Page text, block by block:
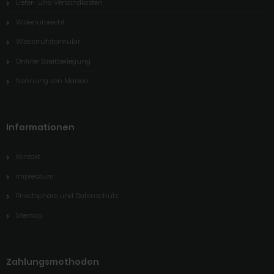
Liefer- und Versandkosten
Widerrufsrecht
Wiederrufsformular
Online-Streitbeilegung
Nennung von Marken
Informationen
Kontakt
Impressum
Privatsphäre und Datenschutz
Sitemap
Zahlungsmethoden